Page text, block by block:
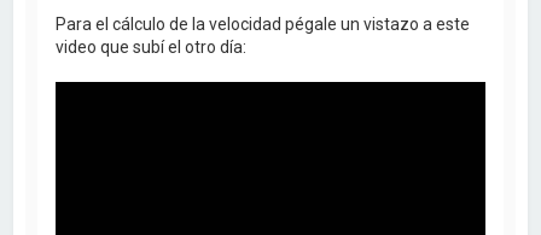
Para el cálculo de la velocidad pégale un vistazo a este
video que subí el otro día: